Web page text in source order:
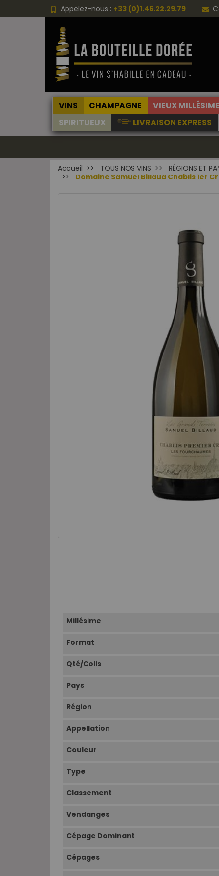
Appelez-nous : +33 (0)1.46.22.29.79
VINS CHAMPAGNE VIEUX
SPIRITUEUX
LIVRAISON EXPRESS
Accueil TOUS NOS VINS RÉGIONS ET
Domaine Samuel Billaud Chablis 1er
Millésime
Format
Qté/Colis
Pays
Région
Appellation
Couleur
Type
Classement
Vendanges
Cépage Dominant
Cépages